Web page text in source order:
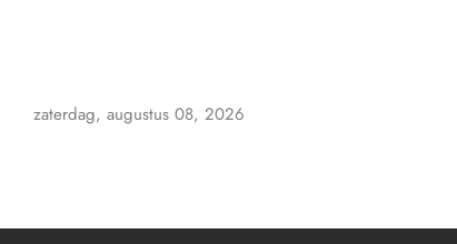
zaterdag, augustus 08, 2026